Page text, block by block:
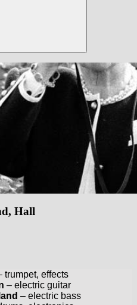
Hall
trumpet, effects
– electric guitar
– electric bass